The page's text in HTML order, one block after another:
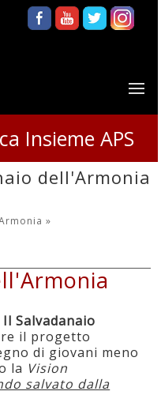
Insieme APS
dell'Armonia
»
Il Salvadanaio
il progetto
di giovani meno
la Vision
salvato dalla